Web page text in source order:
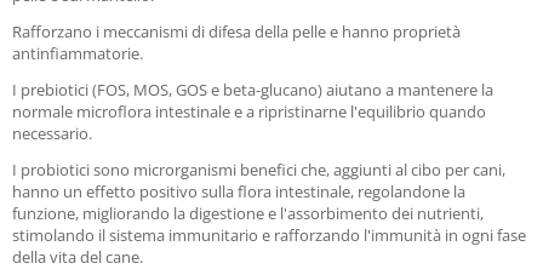
Rafforzano i meccanismi di difesa della pelle e hanno proprietà
antinfiammatorie.
I prebiotici (FOS, MOS, GOS e beta-glucano) aiutano a mantenere la
normale microflora intestinale e a ripristinarne l'equilibrio quando
necessario.
I probiotici sono microrganismi benefici che, aggiunti al cibo per cani,
hanno un effetto positivo sulla flora intestinale, regolandone la
funzione, migliorando la digestione e l'assorbimento dei nutrienti,
stimolando il sistema immunitario e rafforzando l'immunità in ogni fase
della vita del cane.